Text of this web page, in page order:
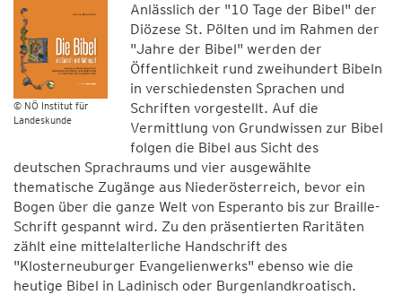
© NÖ Institut für
Landeskunde
Anlässlich der "10 Tage der Bibel" der
Diözese St. Pölten und im Rahmen der
"Jahre der Bibel" werden der
Öffentlichkeit rund zweihundert Bibeln
in verschiedensten Sprachen und
Schriften vorgestellt. Auf die
Vermittlung von Grundwissen zur Bibel
folgen die Bibel aus Sicht des
deutschen Sprachraums und vier ausgewählte
thematische Zugänge aus Niederösterreich, bevor ein
Bogen über die ganze Welt von Esperanto bis zur Braille-
Schrift gespannt wird. Zu den präsentierten Raritäten
zählt eine mittelalterliche Handschrift des
"Klosterneuburger Evangelienwerks" ebenso wie die
heutige Bibel in Ladinisch oder Burgenlandkroatisch.